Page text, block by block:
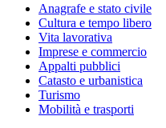
Anagrafe e stato civile
Cultura e tempo libero
Vita lavorativa
Imprese e commercio
Appalti pubblici
Catasto e urbanistica
Turismo
Mobilità e trasporti